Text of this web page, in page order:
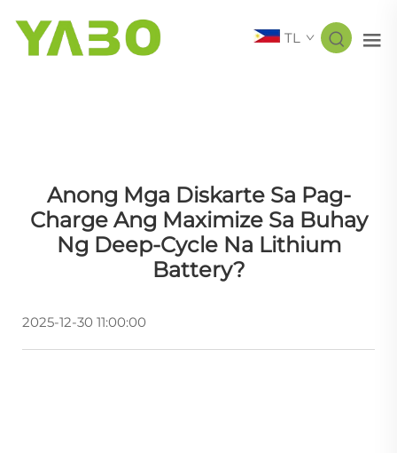
TL
Anong Mga Diskarte Sa Pag-
Charge Ang Maximize Sa Buhay
Ng Deep-Cycle Na Lithium
Battery?
2025-12-30 11:00:00